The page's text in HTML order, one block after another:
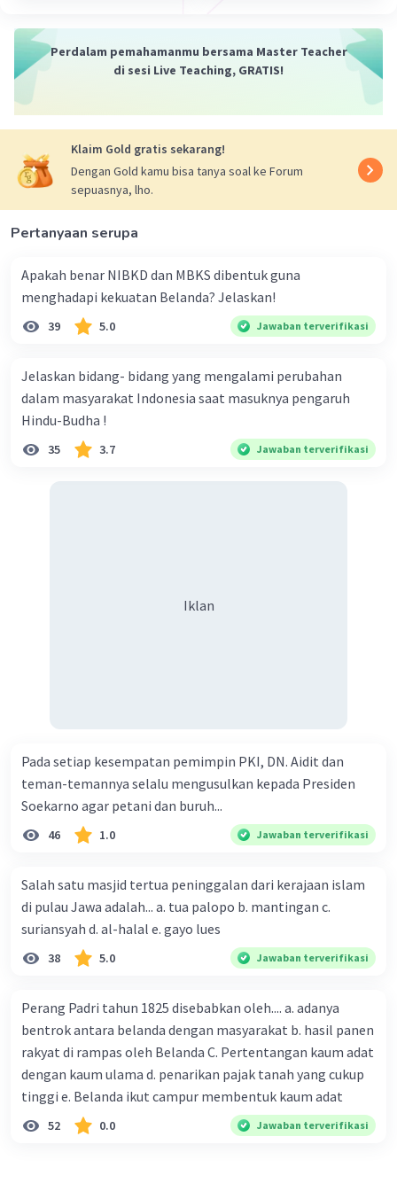
Perdalam pemahamanmu bersama Master Teacher
di sesi Live Teaching, GRATIS!
Klaim Gold gratis sekarang!
Dengan Gold kamu bisa tanya soal ke Forum
sepuasnya, lho.
Pertanyaan serupa
Apakah benar NIBKD dan MBKS dibentuk guna
menghadapi kekuatan Belanda? Jelaskan!
39 5.0 Jawaban terverifikasi
Jelaskan bidang- bidang yang mengalami perubahan
dalam masyarakat Indonesia saat masuknya pengaruh
Hindu-Budha !
35 3.7 Jawaban terverifikasi
Iklan
Pada setiap kesempatan pemimpin PKI, DN. Aidit dan
teman-temannya selalu mengusulkan kepada Presiden
Soekarno agar petani dan buruh...
46 1.0 Jawaban terverifikasi
Salah satu masjid tertua peninggalan dari kerajaan islam
di pulau Jawa adalah... a. tua palopo b. mantingan c.
suriansyah d. al-halal e. gayo lues
38 5.0 Jawaban terverifikasi
Perang Padri tahun 1825 disebabkan oleh.... a. adanya
bentrok antara belanda dengan masyarakat b. hasil panen
rakyat di rampas oleh Belanda C. Pertentangan kaum adat
dengan kaum ulama d. penarikan pajak tanah yang cukup
tinggi e. Belanda ikut campur membentuk kaum adat
52 0.0 Jawaban terverifikasi